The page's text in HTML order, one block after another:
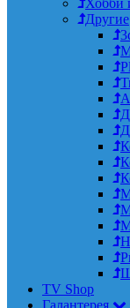
Другие
TV Shop
Галантерея